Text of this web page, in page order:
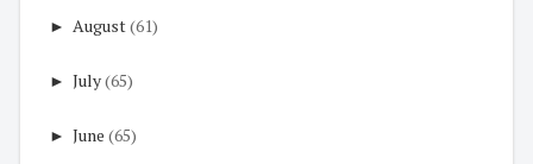
► August(61)
► July(65)
► June (65)